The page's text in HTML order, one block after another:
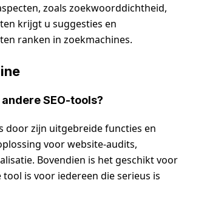
zoals zoekwoorddichtheid,
krijgt u suggesties en
ranken in zoekmachines.
SEO-tools?
door zijn uitgebreide functies en
voor website-audits,
Bovendien is het geschikt voor
is voor iedereen die serieus is